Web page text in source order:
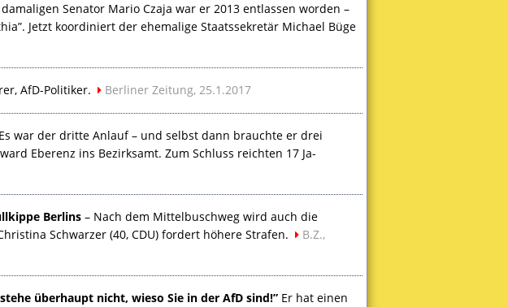
Senator Mario Czaja war er 2013 entlassen worden –
Jetzt koordiniert der ehemalige Staatssekretär Michael Büge
AfD-Politiker. Berliner Zeitung, 25.1.2017
war der dritte Anlauf – und selbst dann brauchte er drei
Eberenz ins Bezirksamt. Zum Schluss reichten 17 Ja-
Berlins– Nach dem Mittelbuschweg wird auch die
Schwarzer (40, CDU) fordert höhere Strafen.
B.Z.,
überhaupt nicht, wieso Sie in der AfD sind!”Er hat einen